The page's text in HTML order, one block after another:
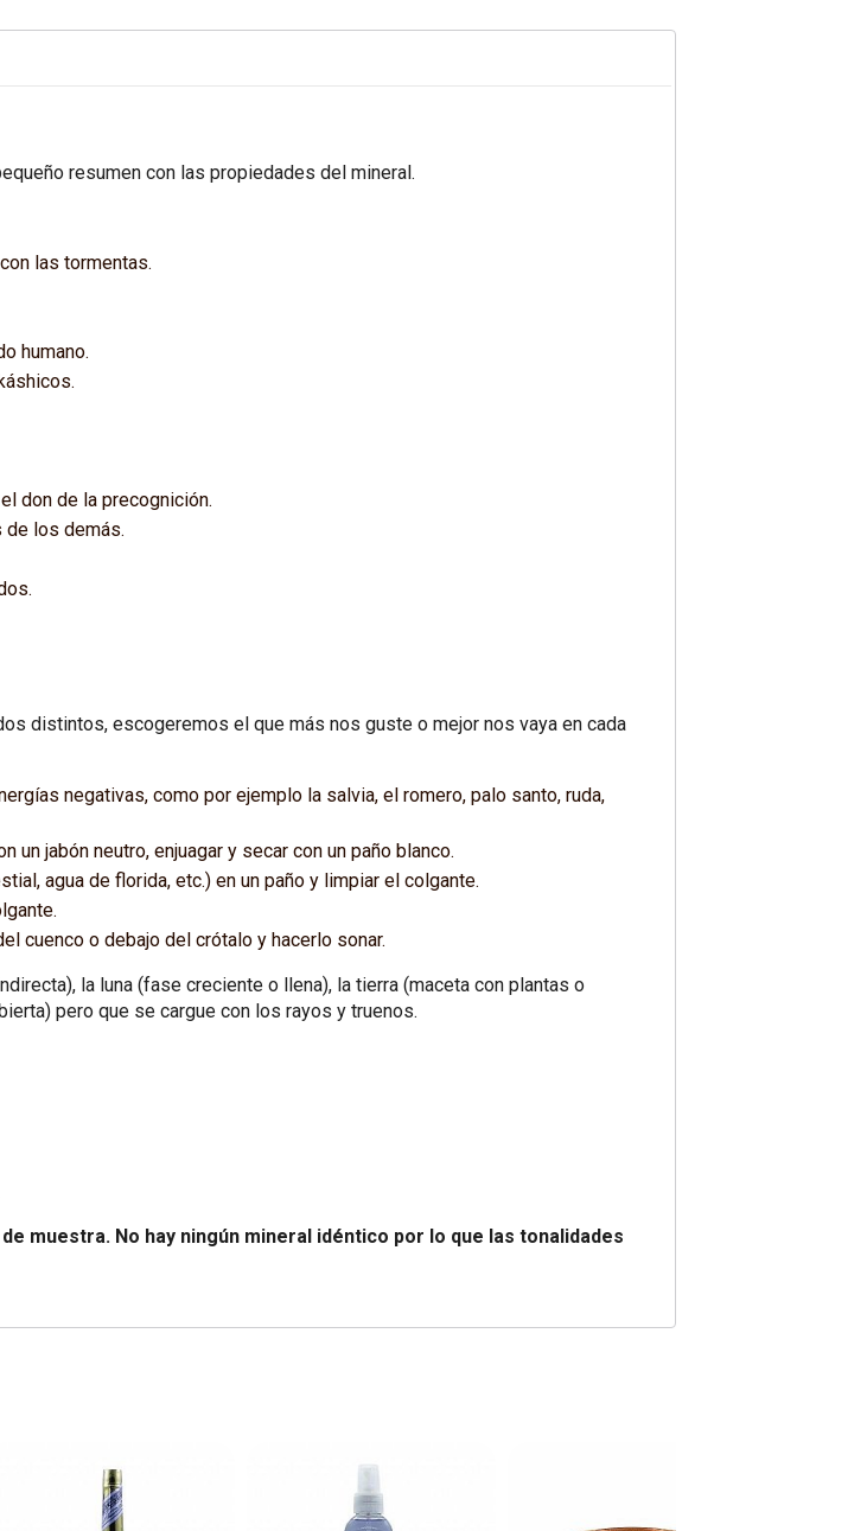
resumen con las propiedades del mineral.
las tormentas.
humano.
don de la precognición.
de los demás.
distintos, escogeremos el que más nos guste o mejor nos vaya en cada
negativas, como por ejemplo la salvia, el romero, palo santo, ruda,
un jabón neutro, enjuagar y secar con un paño blanco.
agua de florida, etc.) en un paño y limpiar el colgante.
cuenco o debajo del crótalo y hacerlo sonar.
la luna (fase creciente o llena), la tierra (maceta con plantas o
pero que se cargue con los rayos y truenos.
muestra. No hay ningún mineral idéntico por lo que las tonalidades